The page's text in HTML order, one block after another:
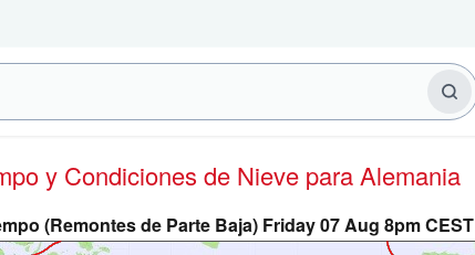
y Condiciones de Nieve para Alemania
(Remontes de Parte Baja) Friday 07 Aug 8pm CEST